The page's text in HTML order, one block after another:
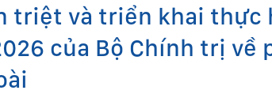
triệt và triển khai thực
của Bộ Chính trị